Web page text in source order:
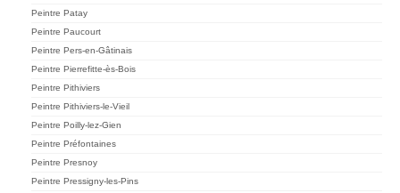
Peintre Patay
Peintre Paucourt
Peintre Pers-en-Gâtinais
Peintre Pierrefitte-ès-Bois
Peintre Pithiviers
Peintre Pithiviers-le-Vieil
Peintre Poilly-lez-Gien
Peintre Préfontaines
Peintre Presnoy
Peintre Pressigny-les-Pins